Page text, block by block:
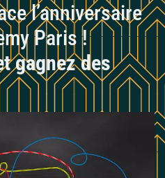
l’anniversaire
Paris !
gagnez des